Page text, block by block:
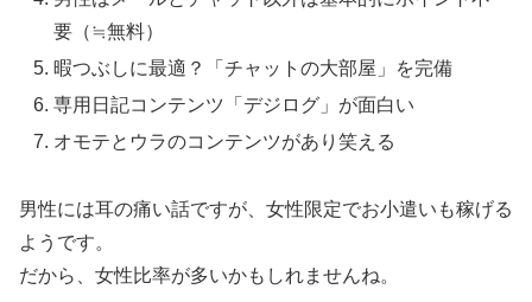
要（≒無料）
暇つぶしに最適？「チャットの大部屋」を完備
専用日記コンテンツ「デジログ」が面白い
オモテとウラのコンテンツがあり笑える
男性には耳の痛い話ですが、女性限定でお小遣いも稼げる
ようです。
だから、女性比率が多いかもしれませんね。